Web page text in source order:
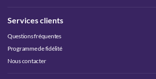
Services clients
Questions fréquentes
Programme de fidélité
Nous contacter